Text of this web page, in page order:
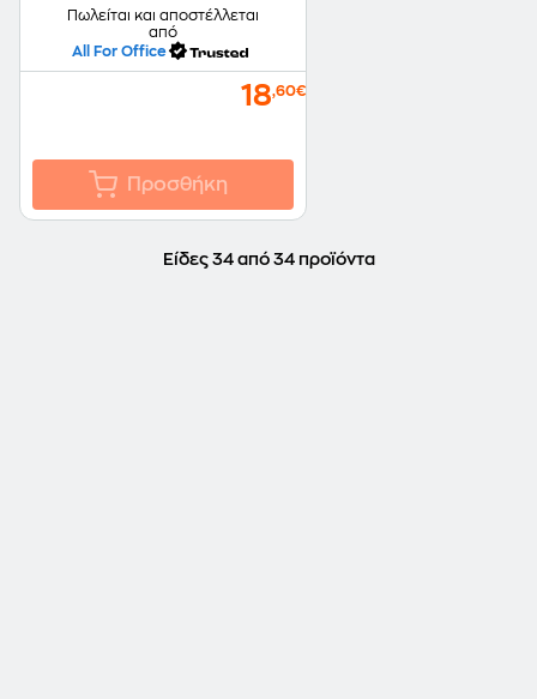
Πωλείται και αποστέλλεται
από
All For Office
18,60€
Προσθήκη
Είδες 34 από 34 προϊόντα